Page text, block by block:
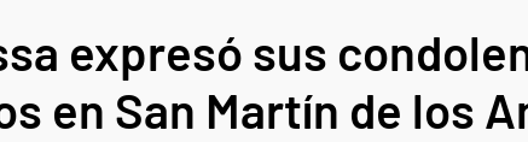
expresó sus
en San Martín de los